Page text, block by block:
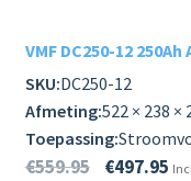
VMF DC250-12
SKU:DC250-12
Afmeting:522 × 238 ×
Toepassing:
€559.95 €497.95